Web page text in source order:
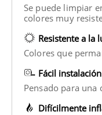
Se puede limpiar
colores muy
Resistente a la
Colores que
Fácil instalación
Pensado para una
Difícilmente